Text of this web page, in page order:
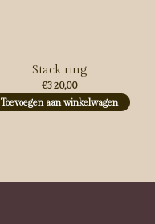
Stack ring
€320,00
Toevoegen aan winkelwagen